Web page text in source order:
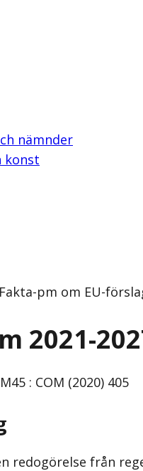
nämnder
konst
pm om EU-
2021-
: COM (2020) 405
redogörelse från